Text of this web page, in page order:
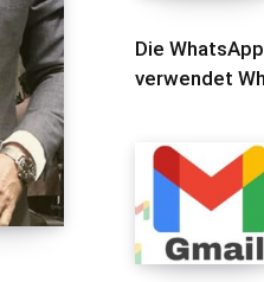
Die
verwendet